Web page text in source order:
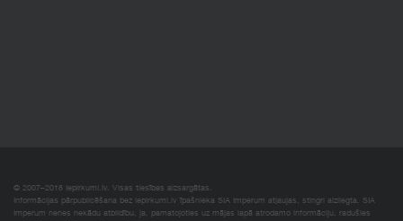
© 2007–2018 Iepirkumi.lv. Visas tiesības aizsargātas.
Informācijas pārpublicēšana bez iepirkumi.lv īpašnieka SIA Imperum atļaujas, stingri aizliegta. SIA
Imperum nenes nekādu atbildību, ja, pamatojoties uz mājas lapā atrodamo informāciju, radušies